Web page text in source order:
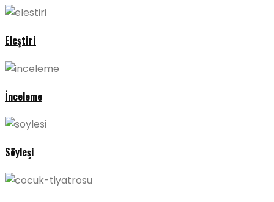
Eleştiri
İnceleme
Söyleşi